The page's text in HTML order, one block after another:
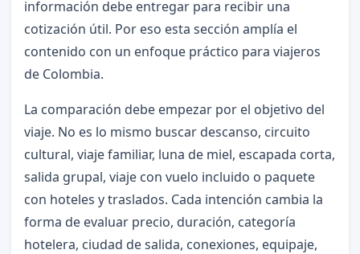
información debe entregar para recibir una
cotización útil. Por eso esta sección amplía el
contenido con un enfoque práctico para viajeros
de Colombia.
La comparación debe empezar por el objetivo del
viaje. No es lo mismo buscar descanso, circuito
cultural, viaje familiar, luna de miel, escapada corta,
salida grupal, viaje con vuelo incluido o paquete
con hoteles y traslados. Cada intención cambia la
forma de evaluar precio, duración, categoría
hotelera, ciudad de salida, conexiones, equipaje,